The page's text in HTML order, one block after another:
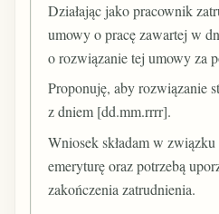
Działając jako pracownik
umowy o pracę zawartej w
o rozwiązanie tej umowy za
Proponuję, aby rozwiązanie
z dniem [dd.mm.rrrr].
Wniosek składam w
emeryturę oraz potrzebą
zakończenia zatrudnienia.